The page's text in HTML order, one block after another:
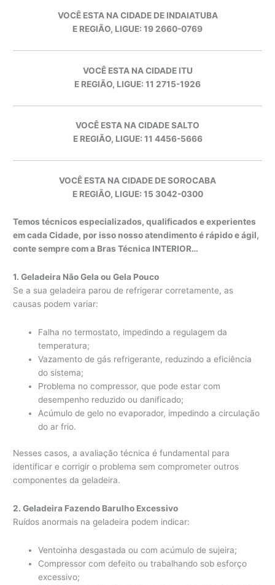
VOCÊ ESTA NA CIDADE DE INDAIATUBA
E REGIÃO, LIGUE: 19 2660-0769
VOCÊ ESTA NA CIDADE ITU
E REGIÃO, LIGUE: 11 2715-1926
VOCÊ ESTA NA CIDADE SALTO
E REGIÃO, LIGUE: 11 4456-5666
VOCÊ ESTA NA CIDADE DE SOROCABA
E REGIÃO, LIGUE: 15 3042-0300
Temos técnicos especializados, qualificados e experientes
em cada Cidade, por isso nosso atendimento é rápido e ágil,
conte sempre com a Bras Técnica INTERIOR…
1. Geladeira Não Gela ou Gela Pouco
Se a sua geladeira parou de refrigerar corretamente, as
causas podem variar:
Falha no termostato, impedindo a regulagem da
temperatura;
Vazamento de gás refrigerante, reduzindo a eficiência
do sistema;
Problema no compressor, que pode estar com
desempenho reduzido ou danificado;
Acúmulo de gelo no evaporador, impedindo a circulação
do ar frio.
Nesses casos, a avaliação técnica é fundamental para
identificar e corrigir o problema sem comprometer outros
componentes da geladeira.
2. Geladeira Fazendo Barulho Excessivo
Ruídos anormais na geladeira podem indicar:
Ventoinha desgastada ou com acúmulo de sujeira;
Compressor com defeito ou trabalhando sob esforço
excessivo;